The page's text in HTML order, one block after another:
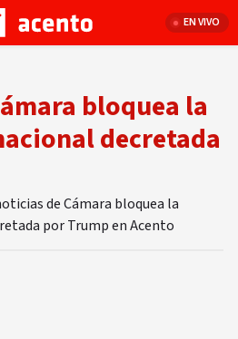
EN VIVO
bloquea la
decretada
de Cámara bloquea la
por Trump en Acento